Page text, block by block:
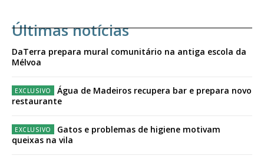
Últimas notícias
DaTerra prepara mural comunitário na antiga escola da
Mélvoa
Água de Madeiros recupera bar e prepara novo
restaurante
Gatos e problemas de higiene motivam
queixas na vila